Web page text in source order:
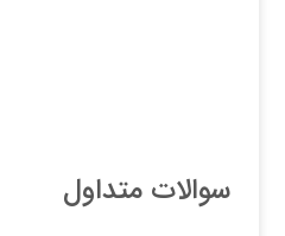
سوالات متداول